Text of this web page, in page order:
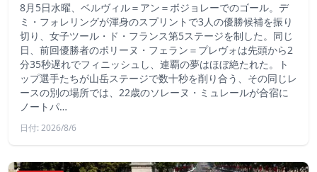
8月5日水曜、ベルヴィル＝アン＝ボジョレーでのゴール。デ
ミ・フォレリングが渾身のスプリントで3人の優勝候補を振り
切り、女子ツール・ド・フランス第5ステージを制した。同じ
日、前回優勝者のポリーヌ・フェラン＝プレヴォは先頭から2
分35秒遅れでフィニッシュし、連覇の夢はほぼ絶たれた。ト
ップ選手たちが山岳ステージで数十秒を削り合う、その同じレ
ースの別の場所では、22歳のソレーヌ・ミュレールが合宿に
ノートパ…
日付: 2026/8/6